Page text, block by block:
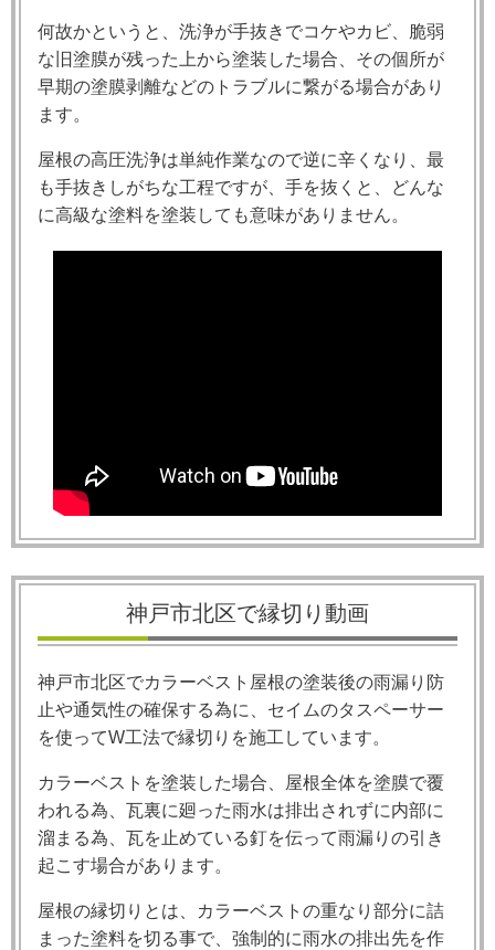
何故かというと、洗浄が手抜きでコケやカビ、脆弱
な旧塗膜が残った上から塗装した場合、その個所が
早期の塗膜剥離などのトラブルに繋がる場合があり
ます。
屋根の高圧洗浄は単純作業なので逆に辛くなり、最
も手抜きしがちな工程ですが、手を抜くと、どんな
に高級な塗料を塗装しても意味がありません。
神戸市北区で縁切り動画
神戸市北区でカラーベスト屋根の塗装後の雨漏り防
止や通気性の確保する為に、セイムのタスペーサー
を使ってW工法で縁切りを施工しています。
カラーベストを塗装した場合、屋根全体を塗膜で覆
われる為、瓦裏に廻った雨水は排出されずに内部に
溜まる為、瓦を止めている釘を伝って雨漏りの引き
起こす場合があります。
屋根の縁切りとは、カラーベストの重なり部分に詰
まった塗料を切る事で、強制的に雨水の排出先を作